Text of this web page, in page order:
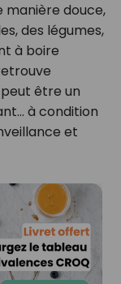
manière douce,
des légumes,
à boire
être un
à condition
et